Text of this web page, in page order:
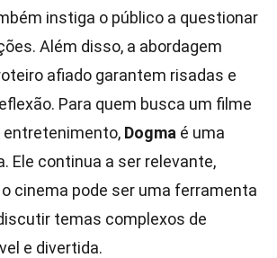
instiga o público a questionar
Além disso, a abordagem
afiado garantem risadas e
Para quem busca um filme
entretenimento, Dogma é uma
Ele continua a ser relevante,
cinema pode ser uma ferramenta
temas complexos de
e divertida.